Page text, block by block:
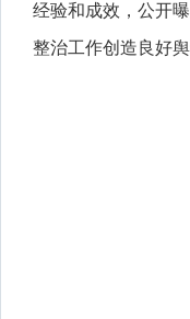
经验和成效，公开
整治工作创造良好舆